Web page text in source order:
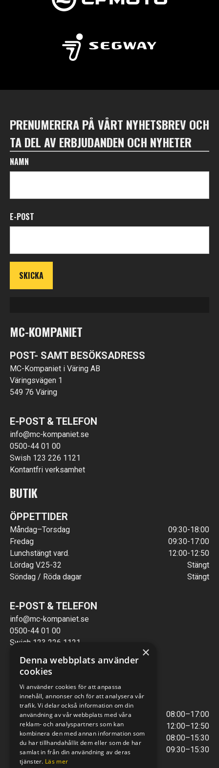
PRENUMERERA PÅ VÅRT NYHETSBREV OCH
TA DEL AV ERBJUDANDEN OCH NYHETER
NAMN
E-POST
MC-KOMPANIET
POST- SAMT BESÖKSADRESS
MC-Kompaniet i Väring AB
Väringsvägen 1
549 76 Väring
E-POST & TELEFON
info@mc-kompaniet.se
0500-44 01 00
Swish 123 226 1121
Kontantfri verksamhet
BUTIK
ÖPPETTIDER
Måndag–Torsdag
09:30-18:00
Fredag
09:30-17:00
Lunchstängt vard.
12:00-12:50
Lördag V.25-32
Stängt
Söndag / Röda dagar
Stängt
E-POST & TELEFON
info@mc-kompaniet.se
0500-44 01 00
Swish 123 226 1121
Kontantfri verksamhet
VERKSTAD
ÖPPETTIDER
Måndag - Torsdag
08:00–17:00
Lunchstängt
12:00–12:50
Fredagar
08:00–15:30
Telefontider
09:30–15:30
×
Denna webbplats använder
cookies
Vi använder cookies för att anpassa
innehåll, annonser och för att analysera vår
trafik. Vi delar också information om din
användning av vår webbplats med våra
reklam- och analyspartners som kan
kombinera den med annan information som
du har tillhandahållit dem eller som de har
samlat in från din användning av deras
tjänster. Läs mer